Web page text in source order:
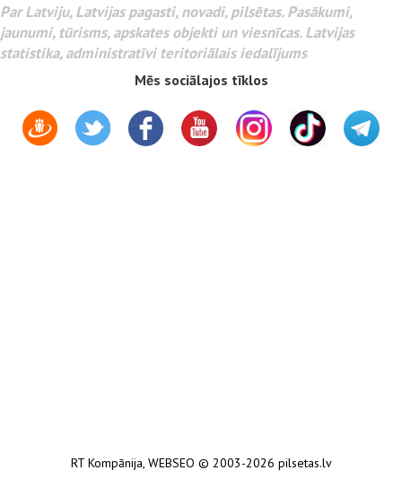
Par Latviju, Latvijas pagasti, novadi, pilsētas. Pasākumi,
jaunumi, tūrisms, apskates objekti un viesnīcas. Latvijas
statistika, administratīvi teritoriālais iedalījums
Mēs sociālajos tīklos
RT Kompānija, WEBSEO © 2003-2026 pilsetas.lv